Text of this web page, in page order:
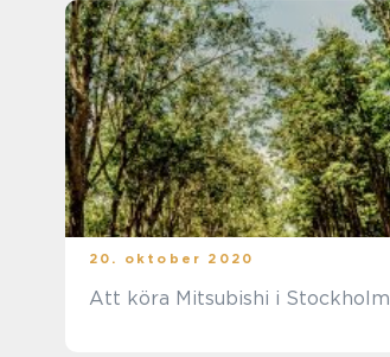
20. oktober 2020
Att köra Mitsubishi i Stockholm